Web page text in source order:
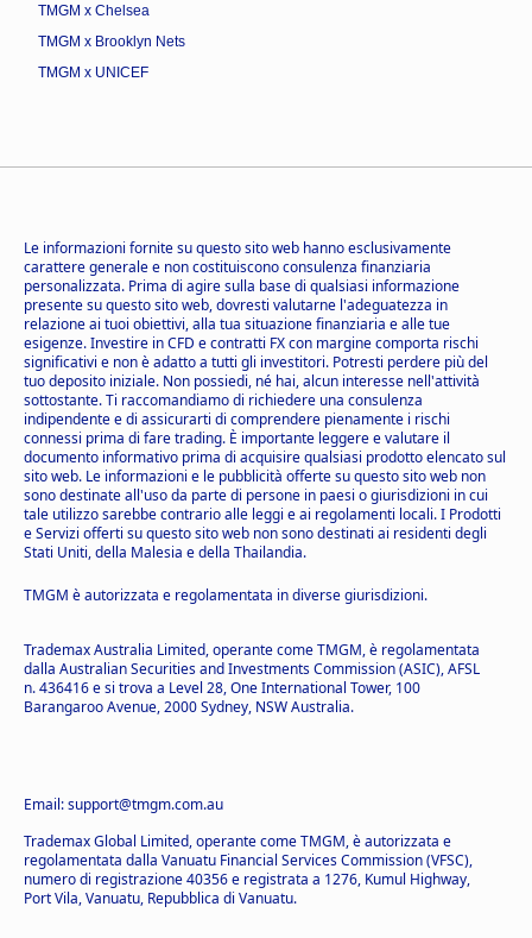
TMGM x Chelsea
TMGM x Brooklyn Nets
TMGM x UNICEF
Le informazioni fornite su questo sito web hanno esclusivamente
carattere generale e non costituiscono consulenza finanziaria
personalizzata. Prima di agire sulla base di qualsiasi informazione
presente su questo sito web, dovresti valutarne l'adeguatezza in
relazione ai tuoi obiettivi, alla tua situazione finanziaria e alle tue
esigenze. Investire in CFD e contratti FX con margine comporta rischi
significativi e non è adatto a tutti gli investitori. Potresti perdere più del
tuo deposito iniziale. Non possiedi, né hai, alcun interesse nell'attività
sottostante. Ti raccomandiamo di richiedere una consulenza
indipendente e di assicurarti di comprendere pienamente i rischi
connessi prima di fare trading. È importante leggere e valutare il
documento informativo prima di acquisire qualsiasi prodotto elencato sul
sito web. Le informazioni e le pubblicità offerte su questo sito web non
sono destinate all'uso da parte di persone in paesi o giurisdizioni in cui
tale utilizzo sarebbe contrario alle leggi e ai regolamenti locali. I Prodotti
e Servizi offerti su questo sito web non sono destinati ai residenti degli
Stati Uniti, della Malesia e della Thailandia.
TMGM è autorizzata e regolamentata in diverse giurisdizioni.
Trademax Australia Limited, operante come TMGM, è regolamentata
dalla Australian Securities and Investments Commission (ASIC), AFSL
n. 436416 e si trova a Level 28, One International Tower, 100
Barangaroo Avenue, 2000 Sydney, NSW Australia.
Email: support@tmgm.com.au
Trademax Global Limited, operante come TMGM, è autorizzata e
regolamentata dalla Vanuatu Financial Services Commission (VFSC),
numero di registrazione 40356 e registrata a 1276, Kumul Highway,
Port Vila, Vanuatu, Repubblica di Vanuatu.